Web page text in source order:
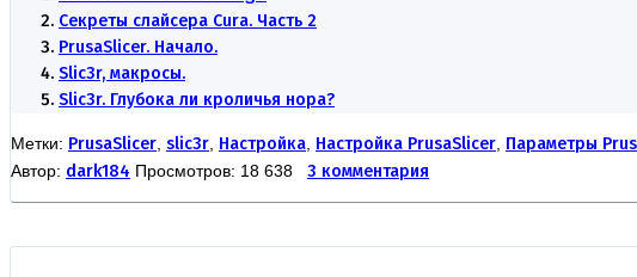
Секреты слайсера Cura. Часть 2
PrusaSlicer. Начало.
Slic3r, макросы.
Slic3r. Глубока ли кроличья нора?
Метки: PrusaSlicer slic3r Настройка Настройка PrusaSlicer Параметры
Автор: dark184 Просмотров: 18 638 3 комментария